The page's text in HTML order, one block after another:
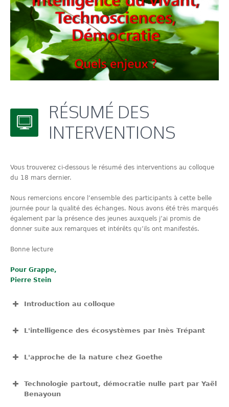
RÉSUMÉ DES
INTERVENTIONS
Vous trouverez ci-dessous le résumé des interventions au colloque
du 18 mars dernier.
Nous remercions encore l’ensemble des participants à cette belle
journée pour la qualité des échanges. Nous avons été très marqués
également par la présence des jeunes auxquels j’ai promis de
donner suite aux remarques et intérêts qu’ils ont manifestés.
Bonne lecture
Pour Grappe,
Pierre Stein
Introduction au colloque
L'intelligence des écosystèmes par Inès Trépant
L'approche de la nature chez Goethe
Technologie partout, démocratie nulle part par Yaël
Benayoun